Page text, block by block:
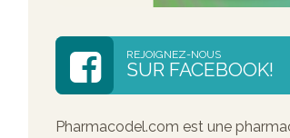
REJOIGNEZ-NOUS
SUR FACEBOOK!
Pharmacodel.com est une